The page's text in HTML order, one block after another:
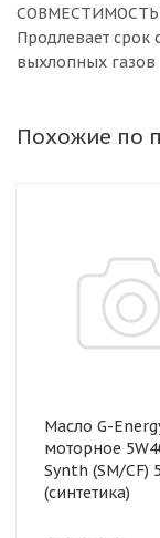
Продлевает срок
выхлопных газов
Похожие по
Масло G-
моторное
Synth (SM/CF)
(синтетика)